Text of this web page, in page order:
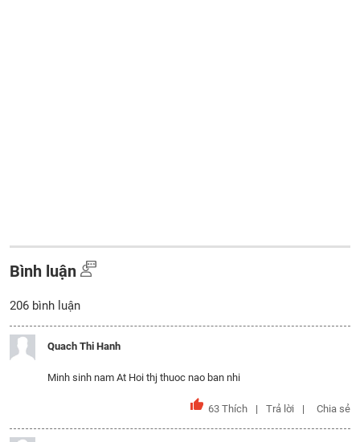
Bình luận
206 bình luận
Quach Thi Hanh
Minh sinh nam At Hoi thj thuoc nao ban nhi
63 Thích Trả lời Chia sẻ